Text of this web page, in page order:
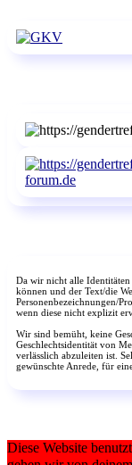
Da wir nicht alle Identitäten
können und der Text/die
Personenbezeichnungen/
wenn diese nicht explizit
Wir sind bemüht, keine
Geschlechtsidentität von
verlässlich abzuleiten ist.
gewünschte Anrede, für
Diese Website